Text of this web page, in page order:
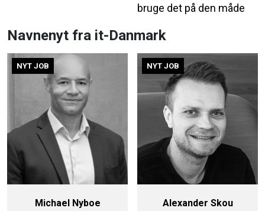
bruge det på den måde
Navnenyt fra it-Danmark
NYT JOB
Michael Nyboe
NYT JOB
Alexander Skou